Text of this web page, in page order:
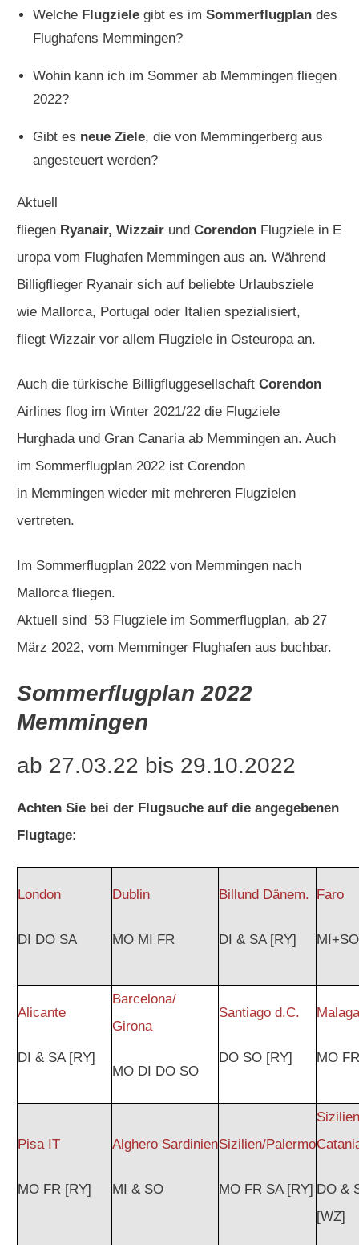
Welche Flugziele gibt es im Sommerflugplan des
Flughafens Memmingen?
Wohin kann ich im Sommer ab Memmingen fliegen
2022?
Gibt es neue Ziele, die von Memmingerberg aus
angesteuert werden?
Aktuell
fliegen Ryanair, Wizzair und Corendon Flugziele in E
uropavom Flughafen Memmingen aus an. Während
Billigflieger Ryanair sich auf beliebte Urlaubsziele
wie Mallorca, Portugal oder Italien spezialisiert,
fliegt Wizzair vor allem Flugziele in Osteuropaan.
Auch die türkische Billigfluggesellschaft Corendon
Airlines flog im Winter 2021/22 die Flugziele
Hurghadaund Gran Canaria ab Memmingen an. Auch
im Sommerflugplan 2022 ist Corendon
in Memmingen wieder mit mehreren Flugzielen
vertreten.
Im Sommerflugplan 2022 von Memmingen nach
Mallorca fliegen.
Aktuell sind 53 Flugziele im Sommerflugplan, ab 27
März 2022, vom Memminger Flughafen aus buchbar.
Sommerflugplan 2022
Memmingen
ab 27.03.22 bis 29.10.2022
Achten Sie bei der Flugsuche auf die angegebenen
Flugtage:
London
DI DO SA
Dublin
MO MI FR
Billund Dänem.
DI & SA [RY]
Faro
Alicante
DI & SA [RY]
Barcelona/
Girona
MO DI DO SO
Santiago d.C.
DO SO [RY]
Malaga
MO
Pisa IT
MO FR [RY]
Alghero Sardinien
MI & SO
Sizilien/Palermo
MO FR SA [RY]
Sizilien
DO &
[WZ]